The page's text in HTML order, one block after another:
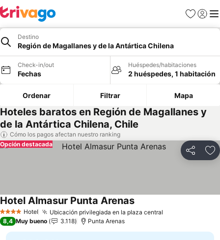
Favoritos
Iniciar
Destino
Región de Magallanes y de la Antártica Chilena
Check-in/out
Fechas
Huéspedes/habitaciones
2 huéspedes, 1 habitación
Ordenar Filtrar Mapa
Hoteles baratos en Región de Magallanes y
de la Antártica Chilena, Chile
Cómo los pagos afectan nuestro ranking
Compartir
Opción destacada
4 EstrellasHotel Ubicación privilegiada en la plaza central
Hotel Almasur Punta ArenasVer precios
8,4 Muy bueno 3.118 Punta Arenas